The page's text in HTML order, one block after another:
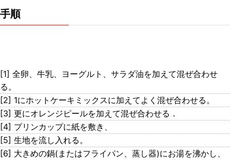
手順
[1] 全卵、牛乳、ヨーグルト、サラダ油を加えて混ぜ合わせ
る。
[2] 1にホットケーキミックスに加えてよく混ぜ合わせる。
[3] 更にオレンジピールを加えて混ぜ合わせる．
[4] プリンカップに紙を敷き、
[5] 生地を流し入れる。
[6] 大きめの鍋(またはフライパン、蒸し器)にお湯を沸かし、